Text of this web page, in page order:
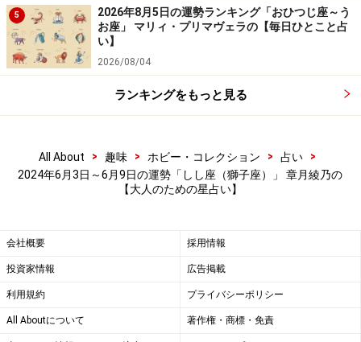
5
2026年8月5日の運勢ランキング「おひつじ座～う
お座」 マリィ・プリマヴェラの【毎日ひとこと占
い】
2026/08/04
ランキングをもっと見る
All About > 趣味 > ホビー・コレクション > 占い
>
2024年6月3日～6月9日の運勢「しし座（獅子座）」 章月綾乃の
【大人のための星占い】
会社概要 採用情報
投資家情報 広告掲載
利用規約 プライバシーポリシー
All Aboutについて 著作権・商標・免責